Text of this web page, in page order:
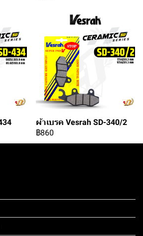
ผ้าเบรค Vesrah SD-340/2
฿860